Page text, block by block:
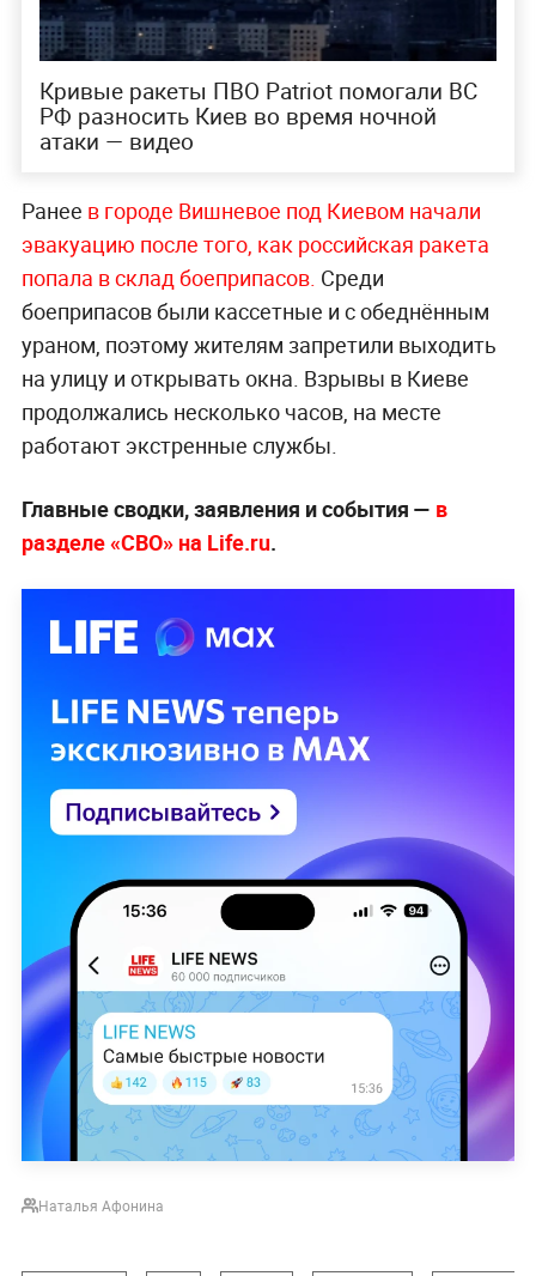
Кривые ракеты ПВО Patriot помогали ВС
РФ разносить Киев во время ночной
атаки — видео
Ранее в городе Вишневое под Киевом начали
эвакуацию после того, как российская ракета
попала в склад боеприпасов. Среди
боеприпасов были кассетные и с обеднённым
ураном, поэтому жителям запретили выходить
на улицу и открывать окна. Взрывы в Киеве
продолжались несколько часов, на месте
работают экстренные службы.
Главные сводки, заявления и события — в
разделе «СВО» на Life.ru.
Наталья Афонина